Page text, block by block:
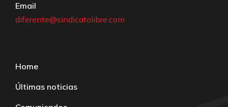
Email
diferente@sindicatolibre.com
Home
Últimas noticias